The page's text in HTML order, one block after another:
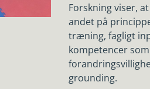
Forskning viser,
andet på
træning, fagligt
kompetencer
grounding.